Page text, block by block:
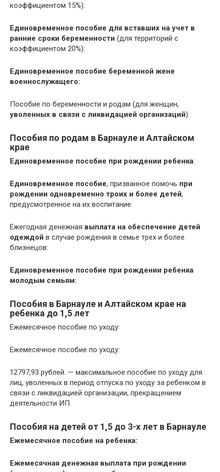
коэффициентом 15%):
Единовременное пособие для вставших на учет в
ранние сроки беременности (для территорий с
коэффициентом 20%):
Единовременное пособие беременной жене
военнослужащего:
Пособие по беременности и родам (для женщин,
уволенных в связи с ликвидацией организаций).
Пособия по родам в Барнауле и Алтайском
крае
Единовременное пособие при рождении ребенка:
Единовременное пособие, призванное помочь при
рождении одновременно троих и более детей,
предусмотренное на их воспитание:
Ежегодная денежная выплата на обеспечение детей
одеждой в случае рождения в семье трех и более
близнецов:
Единовременное пособие при рождении ребенка
молодым семьям:
Пособия в Барнауле и Алтайском крае на
ребенка до 1,5 лет
Ежемесячное пособие по уходу:
Ежемесячное пособие по уходу:
12797,93 рублей. — максимальное пособие по уходу для
лиц, уволенных в период отпуска по уходу за ребенком в
связи с ликвидацией организации, прекращением
деятельности ИП.
Пособия на детей от 1,5 до 3-х лет в Барнауле
Ежемесячное пособие на ребенка:
Ежемесячная денежная выплата при рождении